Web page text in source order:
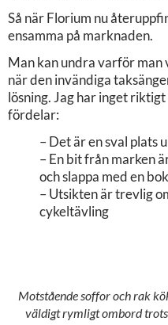
Så när Florium nu
ensamma på marknaden.
Man kan undra varför man
när den invändiga
lösning. Jag har inget
fördelar:
– Det är en sval plats
– En bit från marken
och slappa med en
– Utsikten är trevlig
cykeltävling
Motstående soffor och rak
väldigt rymligt ombord